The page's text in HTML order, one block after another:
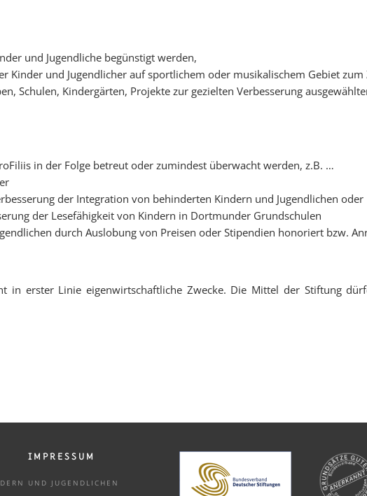
und Jugendliche begünstigt werden,
Kinder und Jugendlicher auf sportlichem oder musikalischem Gebiet zum
Schulen, Kindergärten, Projekte zur gezielten Verbesserung
in der Folge betreut oder zumindest überwacht werden, z.B. …
der Integration von behinderten Kindern und Jugendlichen oder
der Lesefähigkeit von Kindern in Dortmunder Grundschulen
durch Auslobung von Preisen oder Stipendien honoriert bzw.
in erster Linie eigenwirtschaftliche Zwecke. Die Mittel der Stiftung
IMPRESSUM
UND JUGENDLICHEN